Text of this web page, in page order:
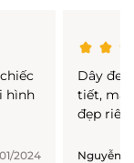
hình
2024
Dây
tiết, mà
đẹp
Nguyễn